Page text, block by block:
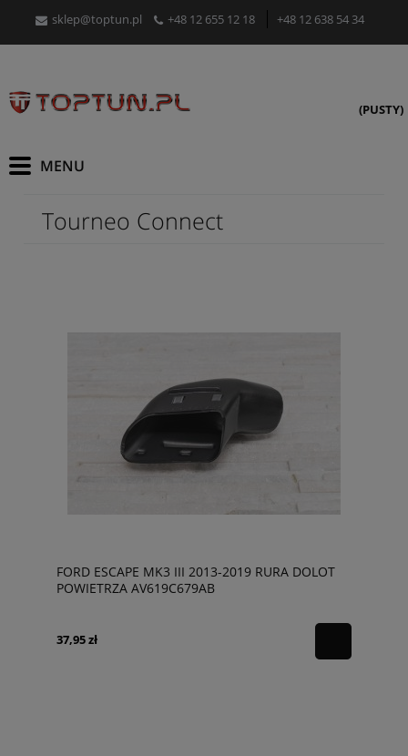
sklep@toptun.pl +48 12 655 12 18 +48 12 638 54 34
(PUSTY)
Tourneo Connect
FORD ESCAPE MK3 III 2013-2019 RURA DOLOT
POWIETRZA AV619C679AB
37,95 zł